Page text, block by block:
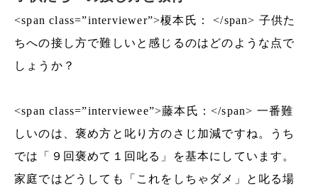
<span class=”interviewer”>榎本氏： </span> 子供た
ちへの接し方で難しいと感じるのはどのような点で
しょうか？
<span class=”interviewee”>藤本氏：</span> 一番難
しいのは、褒め方と叱り方のさじ加減ですね。うち
では「９回褒めて１回叱る」を基本にしています。
家庭ではどうしても「これをしちゃダメ」と叱る場